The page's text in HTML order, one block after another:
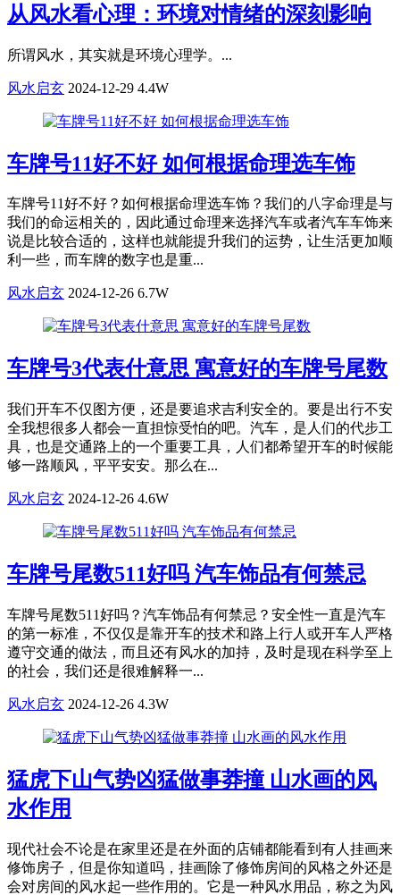
从风水看心理：环境对情绪的深刻影响
所谓风水，其实就是环境心理学。...
风水启玄 2024-12-29 4.4W
车牌号11好不好 如何根据命理选车饰
车牌号11好不好？如何根据命理选车饰？我们的八字命理是与
我们的命运相关的，因此通过命理来选择汽车或者汽车车饰来
说是比较合适的，这样也就能提升我们的运势，让生活更加顺
利一些，而车牌的数字也是重...
风水启玄 2024-12-26 6.7W
车牌号3代表什意思 寓意好的车牌号尾数
我们开车不仅图方便，还是要追求吉利安全的。要是出行不安
全我想很多人都会一直担惊受怕的吧。汽车，是人们的代步工
具，也是交通路上的一个重要工具，人们都希望开车的时候能
够一路顺风，平平安安。那么在...
风水启玄 2024-12-26 4.6W
车牌号尾数511好吗 汽车饰品有何禁忌
车牌号尾数511好吗？汽车饰品有何禁忌？安全性一直是汽车
的第一标准，不仅仅是靠开车的技术和路上行人或开车人严格
遵守交通的做法，而且还有风水的加持，及时是现在科学至上
的社会，我们还是很难解释一...
风水启玄 2024-12-26 4.3W
猛虎下山气势凶猛做事莽撞 山水画的风
水作用
现代社会不论是在家里还是在外面的店铺都能看到有人挂画来
修饰房子，但是你知道吗，挂画除了修饰房间的风格之外还是
会对房间的风水起一些作用的。它是一种风水用品，称之为风